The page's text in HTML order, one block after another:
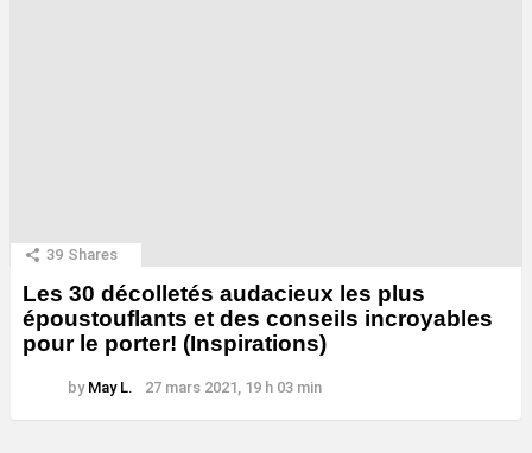
39 Shares
Les 30 décolletés audacieux les plus
époustouflants et des conseils incroyables
pour le porter! (Inspirations)
by May L. 27 mars 2021, 19 h 03 min